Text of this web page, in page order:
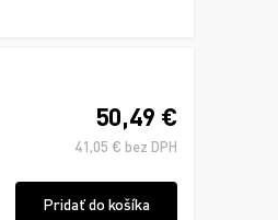
50,49 €
41,05 € bez DPH
Pridať do košíka